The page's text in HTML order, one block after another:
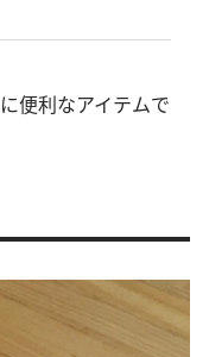
便利なアイテムで